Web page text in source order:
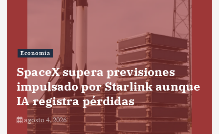
Economía
SpaceX supera previsiones
impulsado por Starlink aunque
IA registra pérdidas
agosto 4, 2026